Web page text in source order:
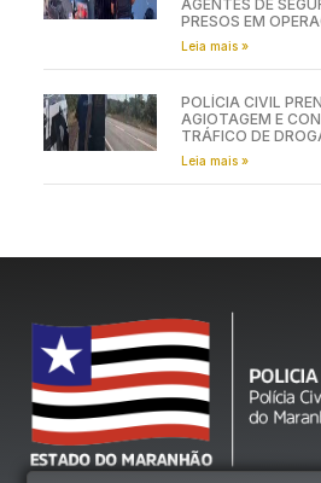
AGENTES DE
PRESOS EM
Leia mais »
POLÍCIA CIVIL
AGIOTAGEM E
TRÁFICO DE
Leia mais »